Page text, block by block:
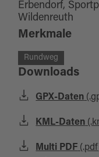
Erbendorf,
Wildenreuth
Merkmale
Rundweg
Downloads
GPX-Daten
KML-Daten
Multi PDF